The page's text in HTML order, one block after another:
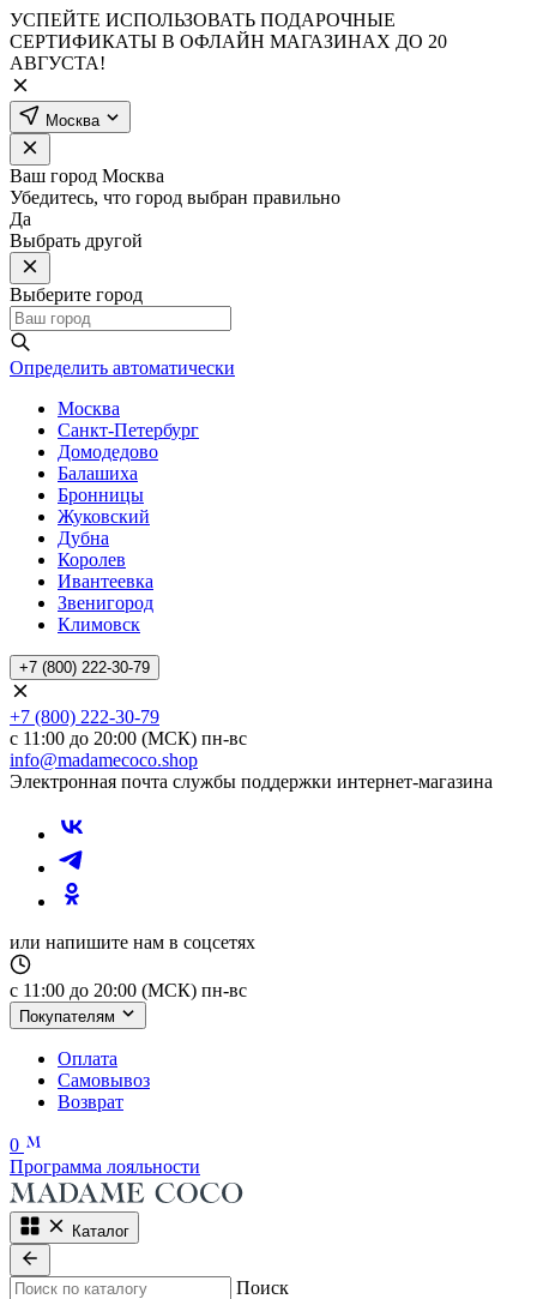
УСПЕЙТЕ ИСПОЛЬЗОВАТЬ ПОДАРОЧНЫЕ
СЕРТИФИКАТЫ В ОФЛАЙН МАГАЗИНАХ ДО 20
АВГУСТА!
Москва
Ваш город Москва
Убедитесь, что город выбран правильно
Да
Выбрать другой
Выберите город
Определить автоматически
Москва
Санкт-Петербург
Домодедово
Балашиха
Бронницы
Жуковский
Дубна
Королев
Ивантеевка
Звенигород
Климовск
+7 (800) 222-30-79
+7 (800) 222-30-79
с 11:00 до 20:00 (МСК) пн-вс
info@madamecoco.shop
Электронная почта службы поддержки интернет-магазина
или напишите нам в соцсетях
с 11:00 до 20:00 (МСК) пн-вс
Покупателям
Оплата
Самовывоз
Возврат
0
Программа лояльности
Каталог
Поиск